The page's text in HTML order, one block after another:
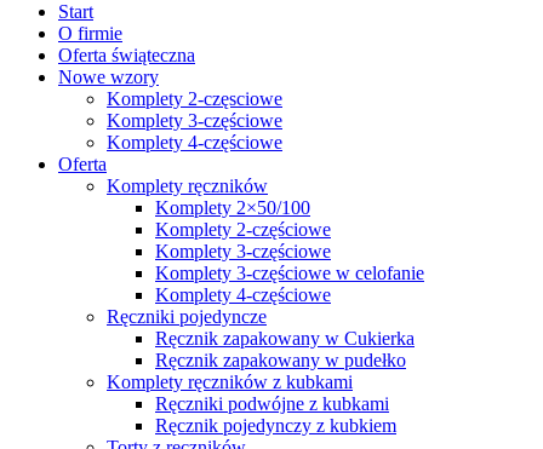
Start
O firmie
Oferta świąteczna
Nowe wzory
Komplety 2-częsciowe
Komplety 3-częściowe
Komplety 4-częściowe
Oferta
Komplety ręczników
Komplety 2×50/100
Komplety 2-częściowe
Komplety 3-częściowe
Komplety 3-częściowe w celofanie
Komplety 4-częściowe
Ręczniki pojedyncze
Ręcznik zapakowany w Cukierka
Ręcznik zapakowany w pudełko
Komplety ręczników z kubkami
Ręczniki podwójne z kubkami
Ręcznik pojedynczy z kubkiem